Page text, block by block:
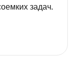
задач.